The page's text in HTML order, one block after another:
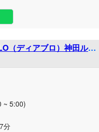
大限に引き出すため、こ
をお過ごしください。ぜ
いただき、当店自慢のセ
とときをご体感くださ
（ディアブロ）神田ルー
~ 5:00)
分